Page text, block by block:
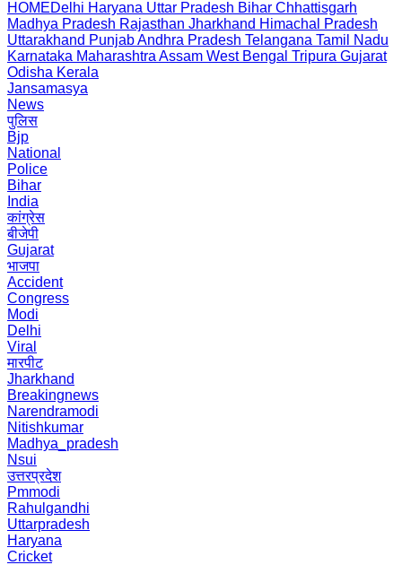
HOMEDelhi Haryana Uttar Pradesh Bihar Chhattisgarh
Madhya Pradesh Rajasthan Jharkhand Himachal Pradesh
Uttarakhand PunjabAndhra Pradesh Telangana Tamil Nadu
Karnataka Maharashtra Assam West Bengal Tripura Gujarat
Odisha Kerala
Jansamasya
News
पुलिस
Bjp
National
Police
Bihar
India
कांग्रेस
बीजेपी
Gujarat
भाजपा
Accident
Congress
Modi
Delhi
Viral
मारपीट
Jharkhand
Breakingnews
Narendramodi
Nitishkumar
Madhya_pradesh
Nsui
उत्तरप्रदेश
Pmmodi
Rahulgandhi
Uttarpradesh
Haryana
Cricket